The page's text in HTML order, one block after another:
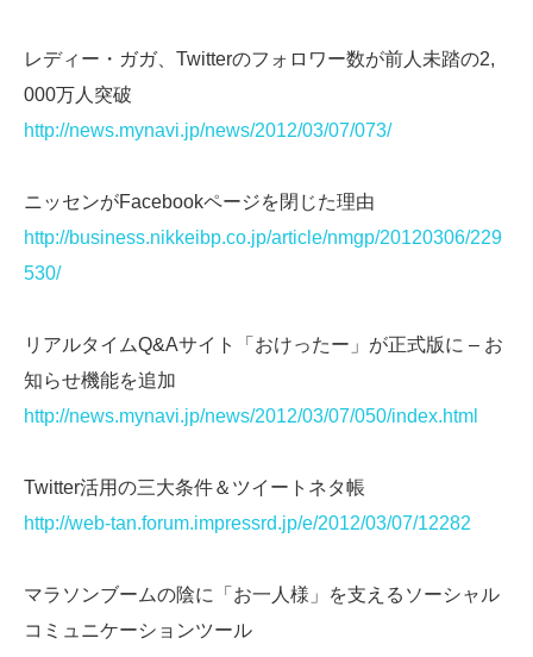
レディー・ガガ、Twitterのフォロワー数が前人未踏の2,
000万人突破
http://news.mynavi.jp/news/2012/03/07/073/
ニッセンがFacebookページを閉じた理由
http://business.nikkeibp.co.jp/article/nmgp/20120306/229
530/
リアルタイムQ&Aサイト「おけったー」が正式版に – お
知らせ機能を追加
http://news.mynavi.jp/news/2012/03/07/050/index.html
Twitter活用の三大条件＆ツイートネタ帳
http://web-tan.forum.impressrd.jp/e/2012/03/07/12282
マラソンブームの陰に「お一人様」を支えるソーシャル
コミュニケーションツール